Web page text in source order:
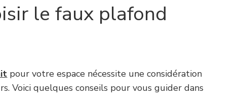
le faux plafond
pour votre espace nécessite une considération
Voici quelques conseils pour vous guider dans